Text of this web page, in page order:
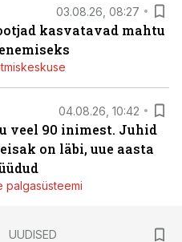
UUDISED
03.08.26, 08:27
kasvatavad mahtu
04.08.26, 10:42
veel 90 inimest. Juhid
on läbi, uue aasta
palgasüsteemi